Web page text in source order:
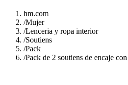
hm.com
/Mujer
/Lenceria y ropa interior
/Soutiens
/Pack
/Pack de 2 soutiens de encaje